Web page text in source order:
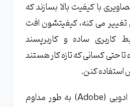
با کیفیت بالا بسازند که
تغییر می کنه، کیفیتشون افت
کاربری ساده و کاربرپسند
تا حتی کسانی که تازه کار هستند
استفاده کنن.
علاوه بر این، شرکت ادوبی (Adobe) به طور مداوم